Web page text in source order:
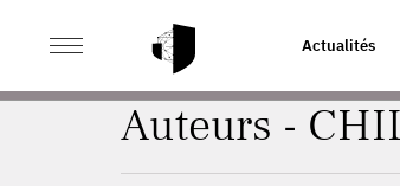
Actualités
ACCUEIL
Auteurs -